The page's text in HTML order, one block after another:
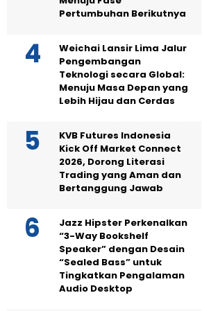
Pertumbuhan Berikutnya
Weichai Lansir Lima Jalur
Pengembangan
Teknologi secara Global:
Menuju Masa Depan yang
Lebih Hijau dan Cerdas
KVB Futures Indonesia
Kick Off Market Connect
2026, Dorong Literasi
Trading yang Aman dan
Bertanggung Jawab
Jazz Hipster Perkenalkan
“3-Way Bookshelf
Speaker” dengan Desain
“Sealed Bass” untuk
Tingkatkan Pengalaman
Audio Desktop